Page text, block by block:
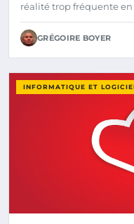
réalité trop fréquente en
GRÉGOIRE BOYER
INFORMATIQUE ET